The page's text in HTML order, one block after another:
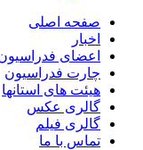
صفحه اصلی
اخبار
اعضای
چارت فدراسیون
هیئت های استانها
گالری عکس
گالری فیلم
تماس با ما